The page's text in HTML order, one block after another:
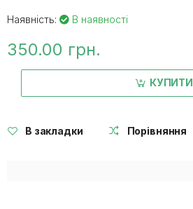
Наявність: В наявності
350.00 грн.
КУПИТИ
В закладки Порівняння